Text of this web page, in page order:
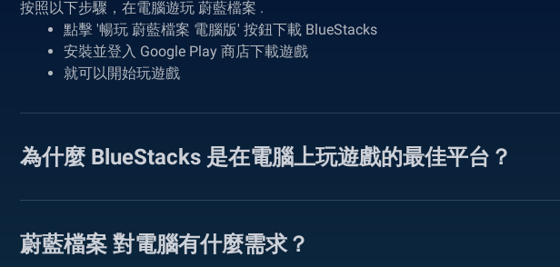
按照以下步驟，在電腦遊玩 蔚藍檔案 .
點擊 '暢玩 蔚藍檔案 電腦版' 按鈕下載 BlueStacks
安裝並登入 Google Play 商店下載遊戲
就可以開始玩遊戲
為什麼 BlueStacks 是在電腦上玩遊戲的最佳平台？
蔚藍檔案 對電腦有什麼需求？